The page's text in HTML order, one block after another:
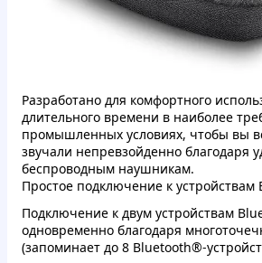
Разработано для комфортного
длительного времени в наиболее
промышленных условиях, чтобы вы
звучали непревзойденно благодаря
беспроводным наушникам.
Простое подключение к
Подключение к двум устройствам
одновременно благодаря
(запоминает до 8 Bluetooth®-